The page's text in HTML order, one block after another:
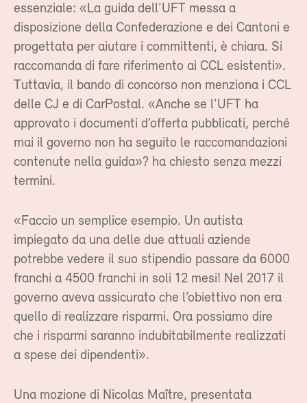
essenziale: «La guida dell’UFT messa a
disposizione della Confederazione e dei Cantoni e
progettata per aiutare i committenti, è chiara. Si
raccomanda di fare riferimento ai CCL esistenti».
Tuttavia, il bando di concorso non menziona i CCL
delle CJ e di CarPostal. «Anche se l’UFT ha
approvato i documenti d’offerta pubblicati, perché
mai il governo non ha seguito le raccomandazioni
contenute nella guida»? ha chiesto senza mezzi
termini.
«Faccio un semplice esempio. Un autista
impiegato da una delle due attuali aziende
potrebbe vedere il suo stipendio passare da 6000
franchi a 4500 franchi in soli 12 mesi! Nel 2017 il
governo aveva assicurato che l’obiettivo non era
quello di realizzare risparmi. Ora possiamo dire
che i risparmi saranno indubitabilmente realizzati
a spese dei dipendenti».
Una mozione di Nicolas Maître, presentata